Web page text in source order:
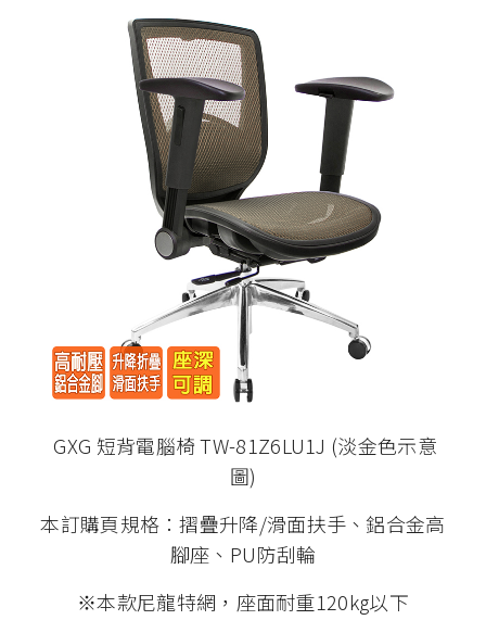
GXG 短背電腦椅 TW-81Z6LU1J (淡金色示意
圖)
本訂購頁規格：摺疊升降/滑面扶手、鋁合金高
腳座、PU防刮輪
※本款尼龍特網，座面耐重120kg以下